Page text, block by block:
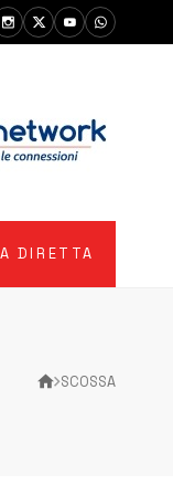
DEL
DIRETTA
SCOSSA